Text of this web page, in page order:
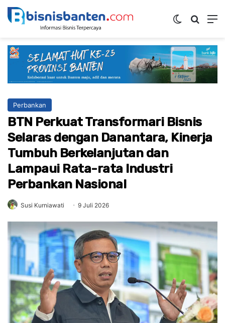
Switch skin
Perbankan
BTN Perkuat Transformari Bisnis
Selaras dengan Danantara, Kinerja
Tumbuh Berkelanjutan dan
Lampaui Rata-rata Industri
Perbankan Nasional
Susi Kurniawati 9 Juli 2026